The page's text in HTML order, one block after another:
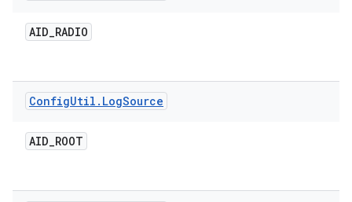
AID_RADIO
ConfigUtil . LogSource
AID_ROOT